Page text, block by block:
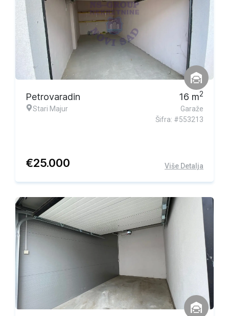
Petrovaradin
Stari Majur
16 m2
Garaže
Šifra: #553213
€25.000 Više Detalja